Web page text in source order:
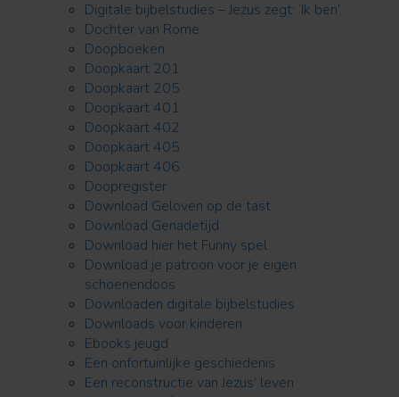
Digitale bijbelstudies – Jezus zegt: ‘Ik ben’
Dochter van Rome
Doopboeken
Doopkaart 201
Doopkaart 205
Doopkaart 401
Doopkaart 402
Doopkaart 405
Doopkaart 406
Doopregister
Download Geloven op de tast
Download Genadetijd
Download hier het Funny spel
Download je patroon voor je eigen
schoenendoos
Downloaden digitale bijbelstudies
Downloads voor kinderen
Ebooks jeugd
Een onfortuinlijke geschiedenis
Een reconstructie van Jezus’ leven